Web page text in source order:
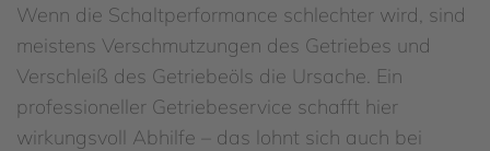
Wenn die Schaltperformance schlechter wird, sind
meistens Verschmutzungen des Getriebes und
Verschleiß des Getriebeöls die Ursache. Ein
professioneller Getriebeservice schafft hier
wirkungsvoll Abhilfe – das lohnt sich auch bei